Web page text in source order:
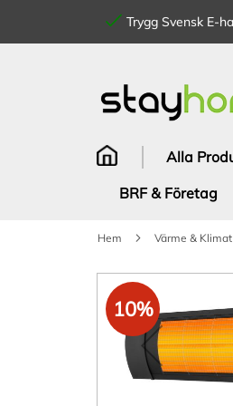
Trygg Svensk E-
innehållet
Alla
BRF & Företag
Hem Värme & Klimat
Hoppa
till
slutet
bildgalleriet
10%